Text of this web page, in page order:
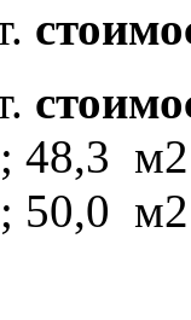
48,3
50,0